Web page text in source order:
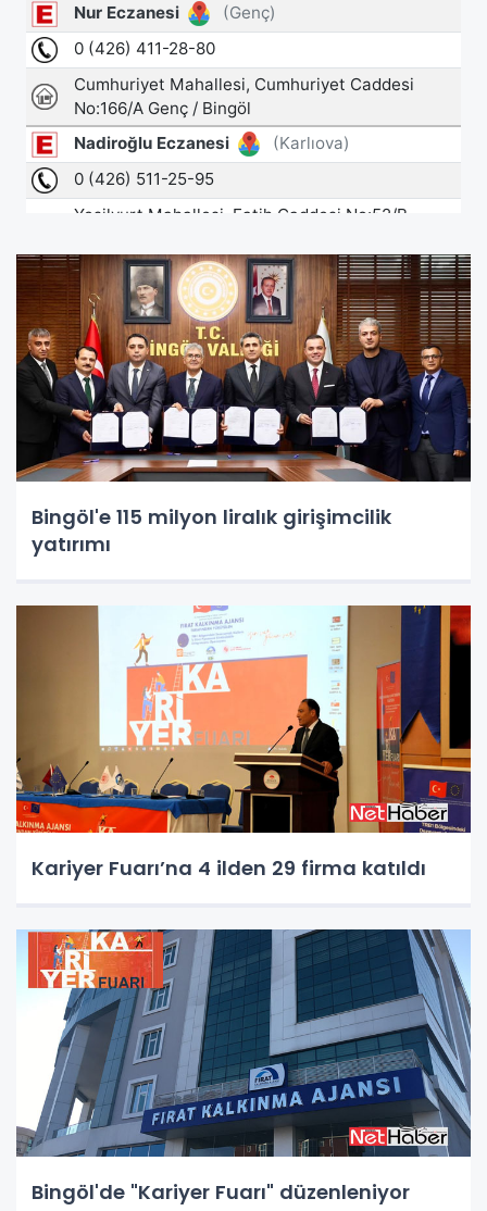
Bingöl'e 115 milyon liralık girişimcilik
yatırımı
Kariyer Fuarı’na 4 ilden 29 firma katıldı
Bingöl'de "Kariyer Fuarı" düzenleniyor